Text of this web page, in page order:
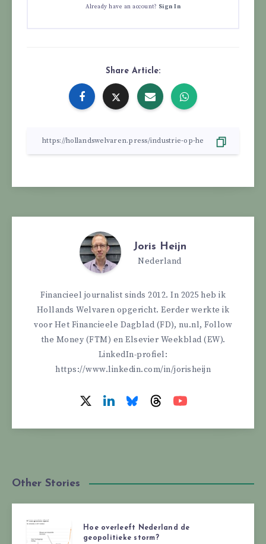
Already have an account? Sign In
Share Article:
Joris Heijn
Nederland
Financieel journalist sinds 2012. In 2025 heb ik
Hollands Welvaren opgericht. Eerder werkte ik
voor Het Financieele Dagblad (FD), nu.nl, Follow
the Money (FTM) en Elsevier Weekblad (EW).
LinkedIn-profiel:
https://www.linkedin.com/in/jorisheijn
Other Stories
Hoe overleeft Nederland de
geopolitieke storm?